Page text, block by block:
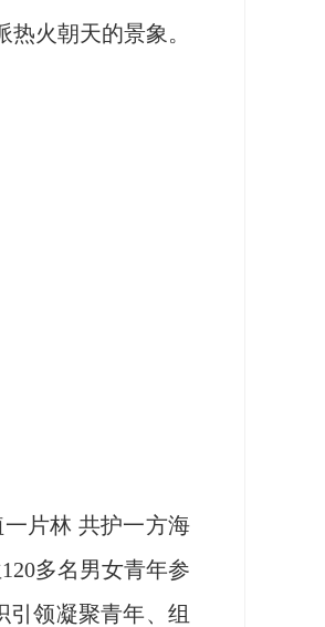
火朝天的景象。
片林 共护一方海
多名男女青年参
领凝聚青年、组